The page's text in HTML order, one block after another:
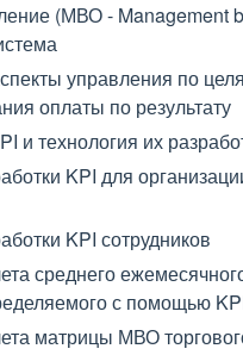
(МВО - Management
управления по
оплаты по результату
и технология их
KPI для
KPI сотрудников
среднего
с помощью
матрицы МВО